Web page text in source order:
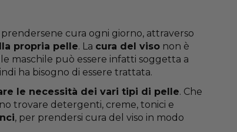
cura ogni giorno, attraverso
propria pelle. La cura del visonon è
maschile può essere infatti soggetta a
ha bisogno di essere trattata.
le necessità dei vari tipi di pelle. Che
trovare detergenti, creme, tonici e
, per prendersi cura del viso in modo